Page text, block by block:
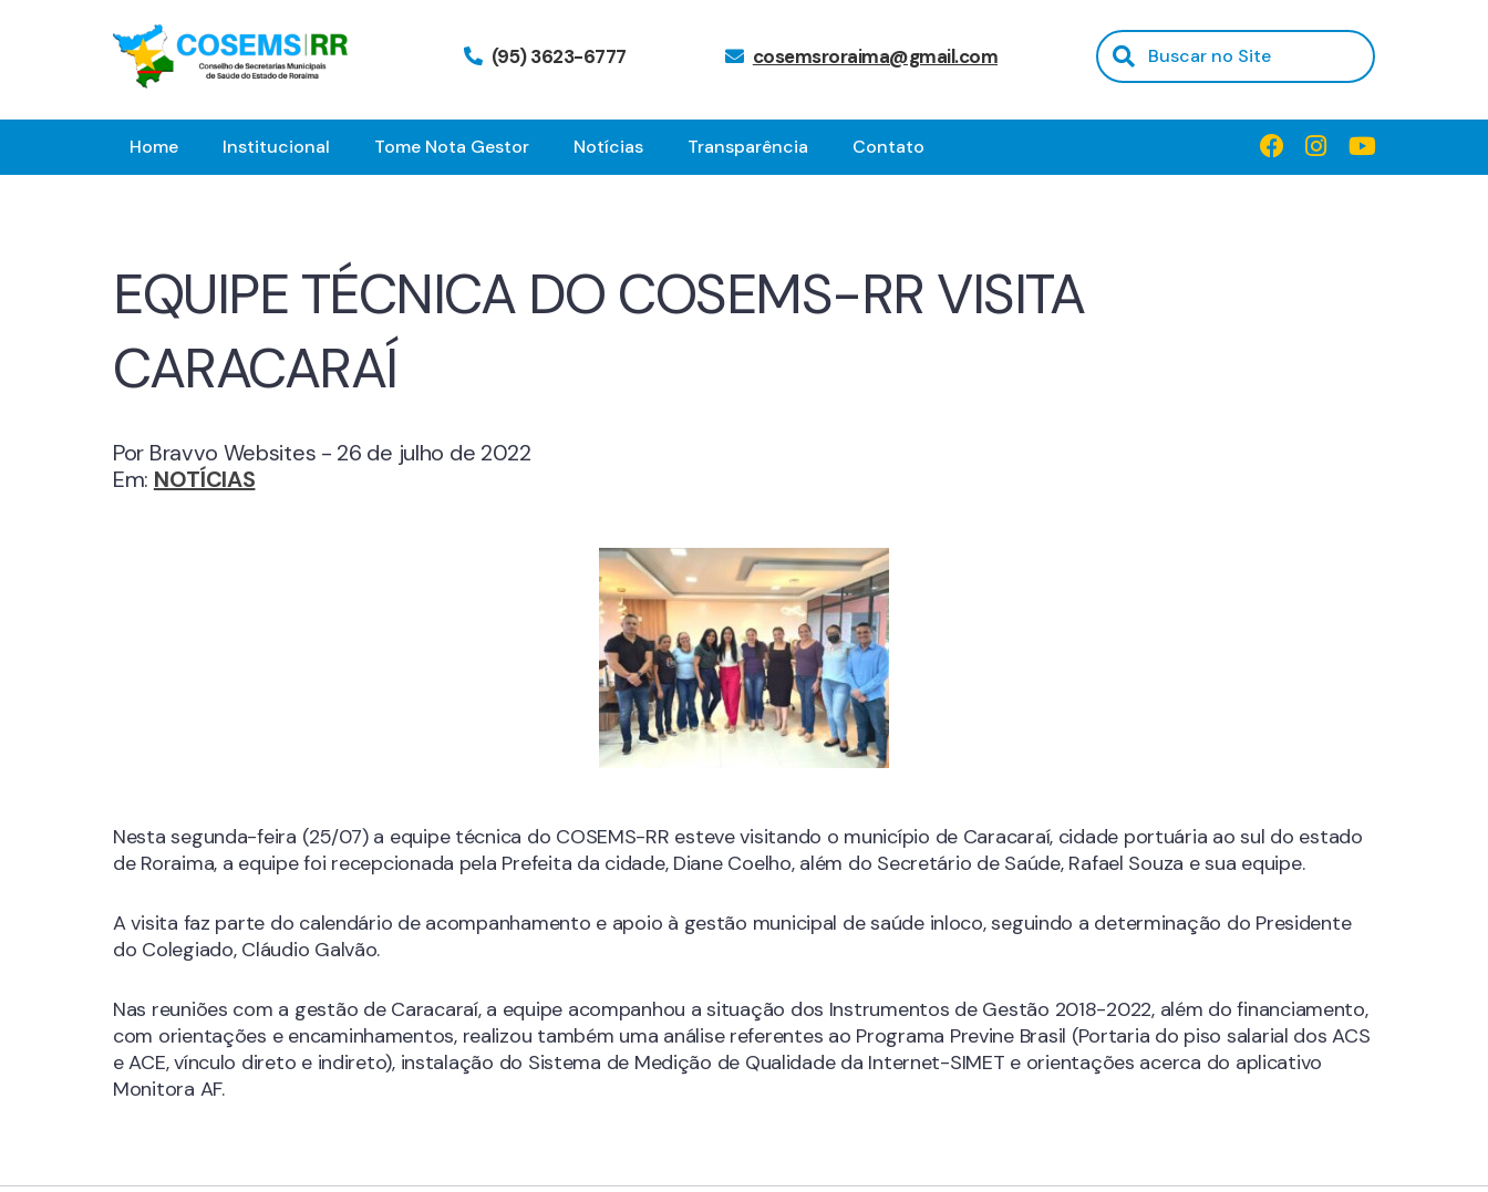
(95) 3623-6777 cosemsroraima@gmail.com
Home Institucional Tome Nota Gestor Notícias Transparência Contato
EQUIPE TÉCNICA DO COSEMS-RR VISITA
CARACARAÍ
Por Bravvo Websites - 26 de julho de 2022
Em: NOTÍCIAS
Nesta segunda-feira (25/07) a equipe técnica do COSEMS-RR esteve visitando o município de Caracaraí, cidade portuária ao sul do estado
de Roraima, a equipe foi recepcionada pela Prefeita da cidade, Diane Coelho, além do Secretário de Saúde, Rafael Souza e sua equipe.
A visita faz parte do calendário de acompanhamento e apoio à gestão municipal de saúde inloco, seguindo a determinação do Presidente
do Colegiado, Cláudio Galvão.
Nas reuniões com a gestão de Caracaraí, a equipe acompanhou a situação dos Instrumentos de Gestão 2018-2022, além do financiamento,
com orientações e encaminhamentos, realizou também uma análise referentes ao Programa Previne Brasil (Portaria do piso salarial dos ACS
e ACE, vínculo direto e indireto), instalação do Sistema de Medição de Qualidade da Internet-SIMET e orientações acerca do aplicativo
Monitora AF.